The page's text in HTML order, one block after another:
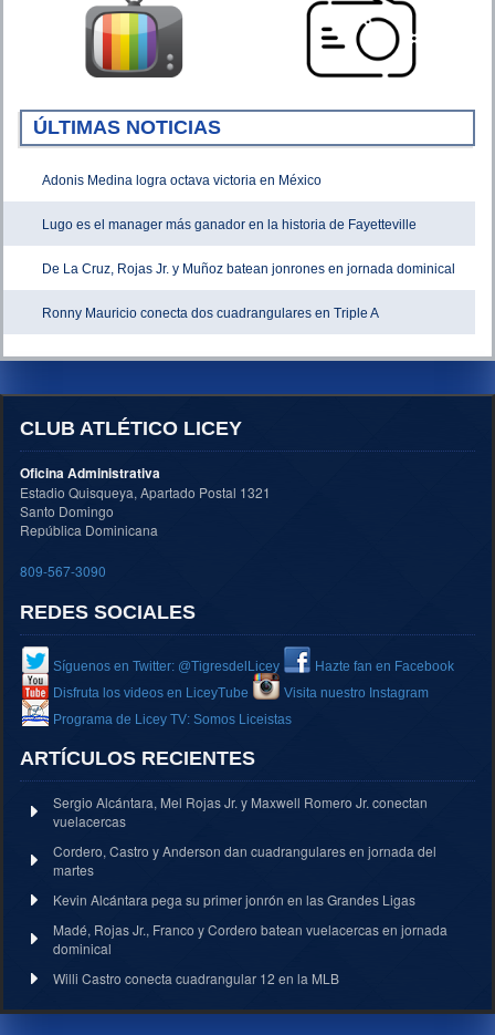
ÚLTIMAS NOTICIAS
Adonis Medina logra octava victoria en México
Lugo es el manager más ganador en la historia de Fayetteville
De La Cruz, Rojas Jr. y Muñoz batean jonrones en jornada dominical
Ronny Mauricio conecta dos cuadrangulares en Triple A
CLUB ATLÉTICO LICEY
Oficina Administrativa
Estadio Quisqueya, Apartado Postal 1321
Santo Domingo
República Dominicana
809-567-3090
REDES SOCIALES
Síguenos en Twitter: @TigresdelLicey
Hazte fan en Facebook
Disfruta los videos en LiceyTube
Visita nuestro Instagram
Programa de Licey TV: Somos Liceistas
ARTÍCULOS RECIENTES
Sergio Alcántara, Mel Rojas Jr. y Maxwell Romero Jr. conectan
vuelacercas
Cordero, Castro y Anderson dan cuadrangulares en jornada del
martes
Kevin Alcántara pega su primer jonrón en las Grandes Ligas
Madé, Rojas Jr., Franco y Cordero batean vuelacercas en jornada
dominical
Willi Castro conecta cuadrangular 12 en la MLB